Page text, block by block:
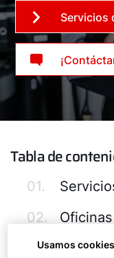
Servicios
Tabla de
01.
02.
03.
Usamos cookies